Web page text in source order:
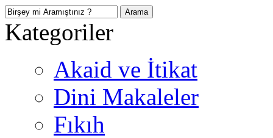
Kategoriler
Akaid ve İtikat
Dini Makaleler
Fıkıh